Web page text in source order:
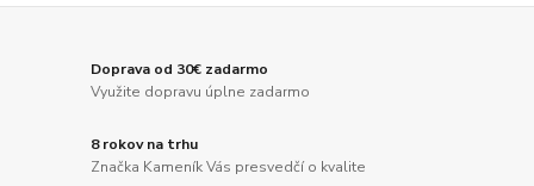
Doprava od 30€ zadarmo
Využite dopravu úplne zadarmo
8 rokov na trhu
Značka Kameník Vás presvedčí o kvalite